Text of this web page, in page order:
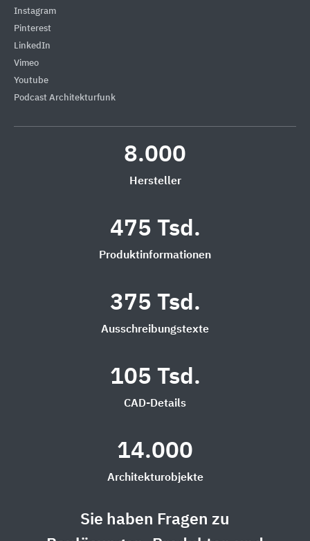
Instagram
Pinterest
LinkedIn
Vimeo
Youtube
Podcast Architekturfunk
8.000
Hersteller
475 Tsd.
Produktinformationen
375 Tsd.
Ausschreibungstexte
105 Tsd.
CAD-Details
14.000
Architekturobjekte
Sie haben Fragen zu